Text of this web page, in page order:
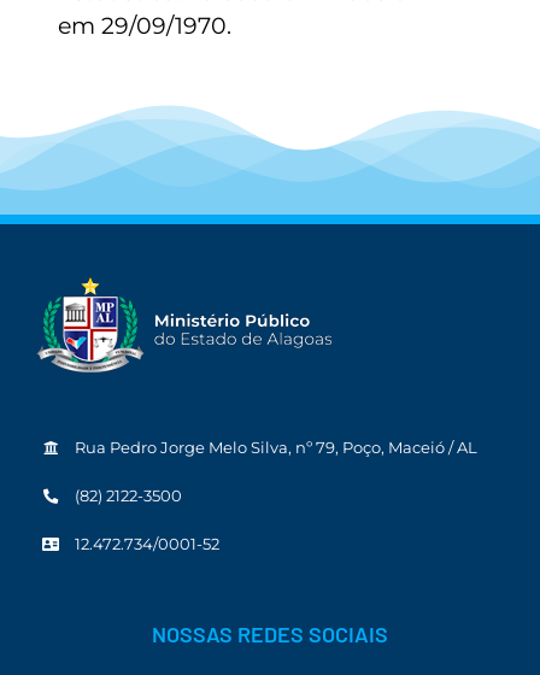
em 29/09/1970.
Rua Pedro Jorge Melo Silva, nº 79, Poço, Maceió / AL
(82) 2122-3500
12.472.734/0001-52
NOSSAS REDES SOCIAIS